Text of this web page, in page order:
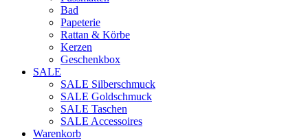
Bad
Papeterie
Rattan & Körbe
Kerzen
Geschenkbox
SALE
SALE Silberschmuck
SALE Goldschmuck
SALE Taschen
SALE Accessoires
Warenkorb